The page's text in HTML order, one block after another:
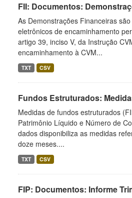
FII: Documentos:
As Demonstrações Financeiras
eletrônicos de encaminhamento
artigo 39, inciso V, da Instrução
encaminhamento à CVM...
TXT CSV
Fundos Estruturados:
Medidas de fundos estruturados
Patrimônio Líquido e Número de
dados disponibiliza as medidas
doze meses....
TXT CSV
FIP: Documentos: Informe